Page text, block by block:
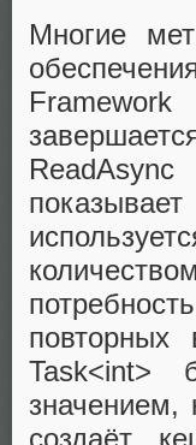
Многие
ReadAsync
повторных
Task<int>
значением,
создаёт